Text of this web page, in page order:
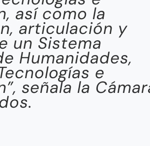
así como la
articulación y
un Sistema
Humanidades,
e
señala la